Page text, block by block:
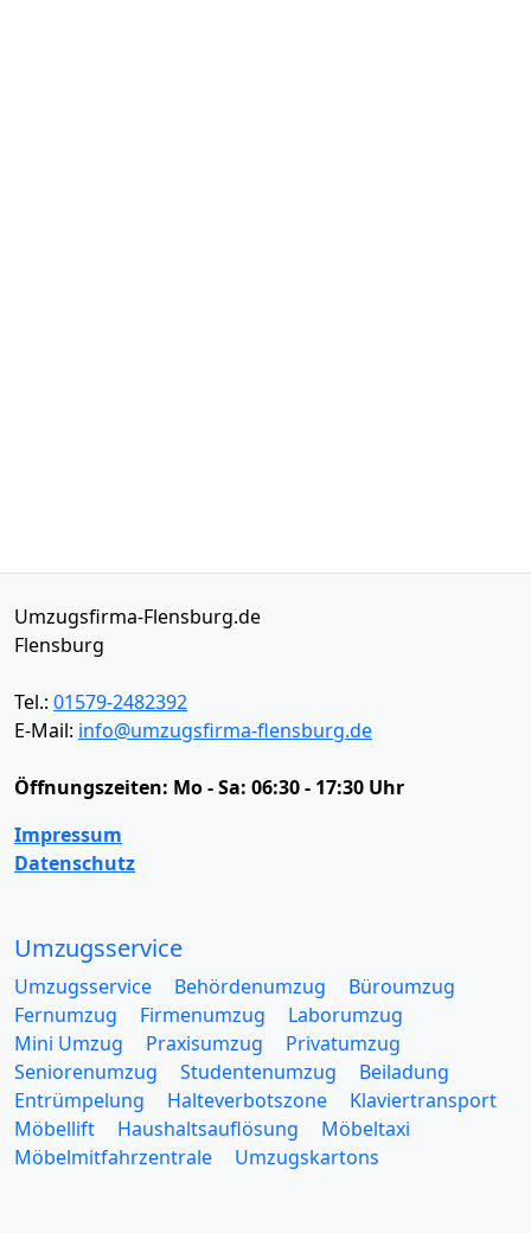
Umzugsfirma-Flensburg.de
Flensburg
Tel.: 01579-2482392
E-Mail: info@umzugsfirma-flensburg.de
Öffnungszeiten: Mo - Sa: 06:30 - 17:30 Uhr
Impressum
Datenschutz
Umzugsservice
Umzugsservice Behördenumzug
Büroumzug
Fernumzug
Firmenumzug
Laborumzug
Mini Umzug
Praxisumzug
Privatumzug
Seniorenumzug
Studentenumzug
Beiladung
Entrümpelung
Halteverbotszone
Klaviertransport
Möbellift
Haushaltsauflösung
Möbeltaxi
Möbelmitfahrzentrale
Umzugskartons